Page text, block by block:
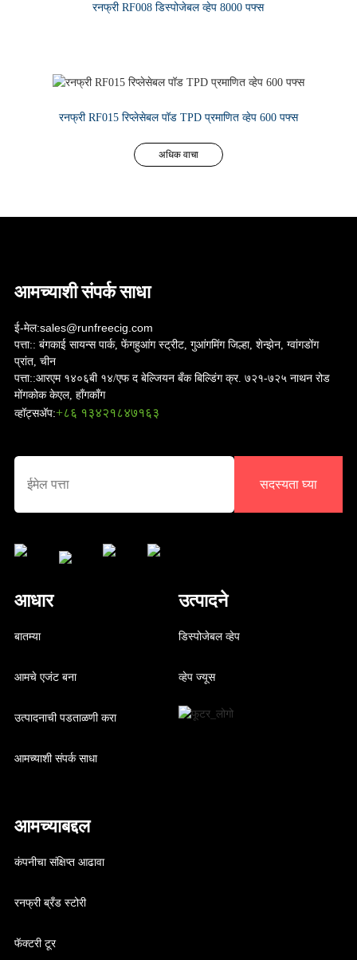
रनफ्री RF008 डिस्पोजेबल व्हेप 8000 पफ्स
रनफ्री RF015 रिप्लेसेबल पॉड TPD प्रमाणित व्हेप 600 पफ्स
अधिक वाचा
आमच्याशी संपर्क साधा
ई-मेल:sales@runfreecig.com
पत्ता:: बंगकाई सायन्स पार्क, फेंगहुआंग स्ट्रीट, गुआंगमिंग जिल्हा, शेन्झेन, ग्वांगडोंग
प्रांत, चीन
पत्ता::आरएम १४०६बी १४/एफ द बेल्जियन बँक बिल्डिंग क्र. ७२१-७२५ नाथन रोड
मोंगकोक केएल, हाँगकाँग
व्हॉट्सअ‍ॅप:+८६ १३४२१८४७१६३
सदस्यता घ्या
आधार
बातम्या
आमचे एजंट बना
उत्पादनाची पडताळणी करा
आमच्याशी संपर्क साधा
उत्पादने
डिस्पोजेबल व्हेप
व्हेप ज्यूस
आमच्याबद्दल
कंपनीचा संक्षिप्त आढावा
रनफ्री ब्रँड स्टोरी
फॅक्टरी टूर